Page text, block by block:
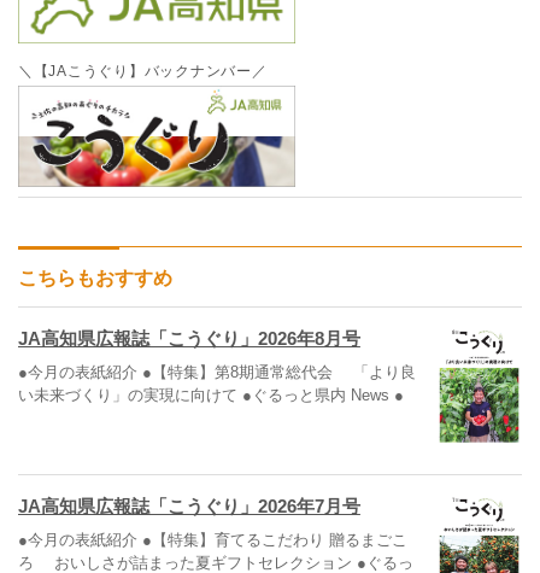
＼【JAこうぐり】バックナンバー／
こちらもおすすめ
JA高知県広報誌「こうぐり」2026年8月号
●今月の表紙紹介 ●【特集】第8期通常総代会 「より良
い未来づくり」の実現に向けて ●ぐるっと県内 News ●
JA高知県広報誌「こうぐり」2026年7月号
●今月の表紙紹介 ●【特集】育てるこだわり 贈るまごこ
ろ おいしさが詰まった夏ギフトセレクション ●ぐるっ